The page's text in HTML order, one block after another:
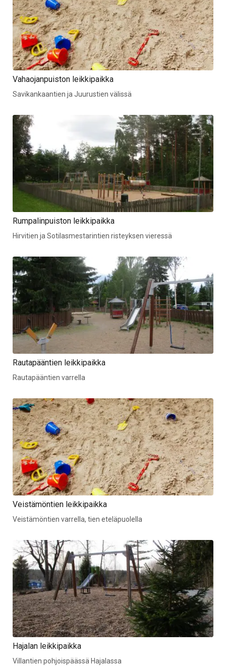
Vahaojanpuiston leikkipaikka
Savikankaantien ja Juurustien välissä
Rumpalinpuiston leikkipaikka
Hirvitien ja Sotilasmestarintien risteyksen vieressä
Rautapääntien leikkipaikka
Rautapääntien varrella
Veistämöntien leikkipaikka
Veistämöntien varrella, tien eteläpuolella
Hajalan leikkipaikka
Villantien pohjoispäässä Hajalassa